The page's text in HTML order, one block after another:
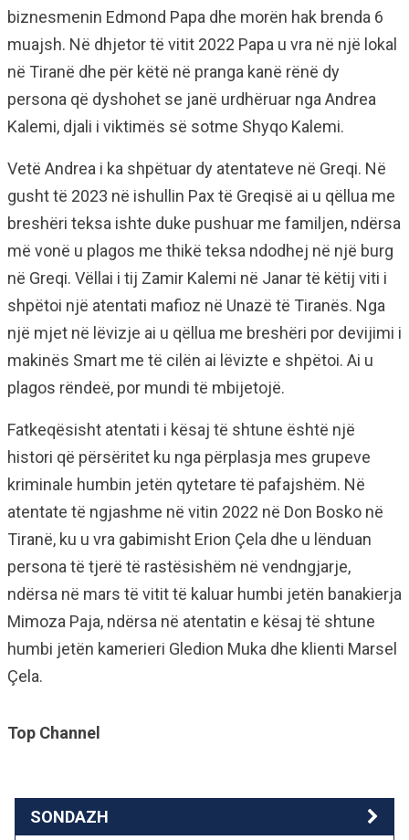
biznesmenin Edmond Papa dhe morën hak brenda 6
muajsh. Në dhjetor të vitit 2022 Papa u vra në një lokal
në Tiranë dhe për këtë në pranga kanë rënë dy
persona që dyshohet se janë urdhëruar nga Andrea
Kalemi, djali i viktimës së sotme Shyqo Kalemi.
Vetë Andrea i ka shpëtuar dy atentateve në Greqi. Në
gusht të 2023 në ishullin Pax të Greqisë ai u qëllua me
breshëri teksa ishte duke pushuar me familjen, ndërsa
më vonë u plagos me thikë teksa ndodhej në një burg
në Greqi. Vëllai i tij Zamir Kalemi në Janar të këtij viti i
shpëtoi një atentati mafioz në Unazë të Tiranës. Nga
një mjet në lëvizje ai u qëllua me breshëri por devijimi i
makinës Smart me të cilën ai lëvizte e shpëtoi. Ai u
plagos rëndeë, por mundi të mbijetojë.
Fatkeqësisht atentati i kësaj të shtune është një
histori që përsëritet ku nga përplasja mes grupeve
kriminale humbin jetën qytetare të pafajshëm. Në
atentate të ngjashme në vitin 2022 në Don Bosko në
Tiranë, ku u vra gabimisht Erion Çela dhe u lënduan
persona të tjerë të rastësishëm në vendngjarje,
ndërsa në mars të vitit të kaluar humbi jetën banakierja
Mimoza Paja, ndërsa në atentatin e kësaj të shtune
humbi jetën kamerieri Gledion Muka dhe klienti Marsel
Çela.
Top Channel
SONDAZH